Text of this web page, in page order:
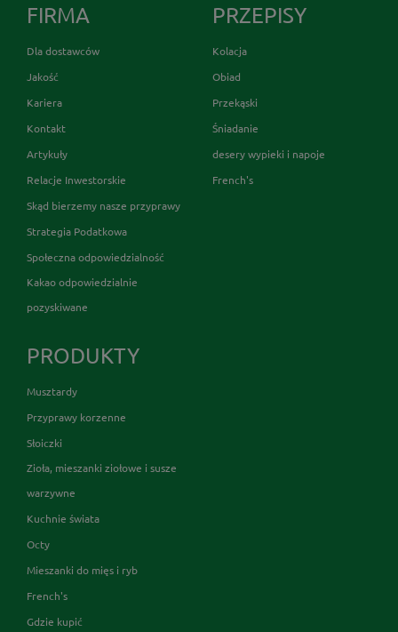
FIRMA
Dla dostawców
Jakość
Kariera
Kontakt
Artykuły
Relacje Inwestorskie
Skąd bierzemy nasze przyprawy
Strategia Podatkowa
Społeczna odpowiedzialność
Kakao odpowiedzialnie
pozyskiwane
PRZEPISY
Kolacja
Obiad
Przekąski
Śniadanie
desery wypieki i napoje
French's
PRODUKTY
Musztardy
Przyprawy korzenne
Słoiczki
Zioła, mieszanki ziołowe i susze
warzywne
Kuchnie świata
Octy
Mieszanki do mięs i ryb
French's
Gdzie kupić